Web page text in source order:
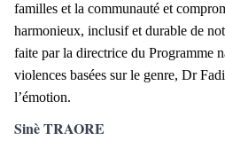
familles et la communauté et
harmonieux, inclusif et durable de
faite par la directrice du Programme
violences basées sur le genre, Dr
l’émotion.
Sinè TRAORE